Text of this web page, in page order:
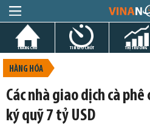
TRANG CHỦ TIN GIỜ CHÓT THỊ TRƯỜNG
HÀNG HÓA
Các nhà giao dịch cà
ký quỹ 7 tỷ USD